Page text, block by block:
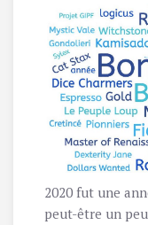
2020 fut une
peut-être un